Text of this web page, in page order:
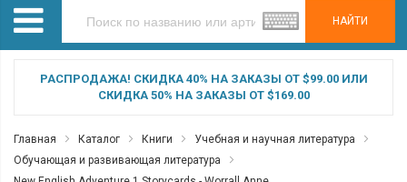
НАЙТИ
РАСПРОДАЖА! СКИДКА 40% НА ЗАКАЗЫ ОТ $99.00 ИЛИ
СКИДКА 50% НА ЗАКАЗЫ ОТ $169.00
Главная Каталог Книги
Учебная и научная литература
Обучающая и развивающая литература